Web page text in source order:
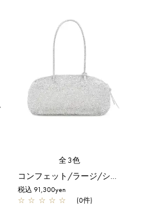
全3色
コンフェット/ラージ/シルバー
税込 91,300yen
☆ ☆ ☆ ☆ ☆ (0件)